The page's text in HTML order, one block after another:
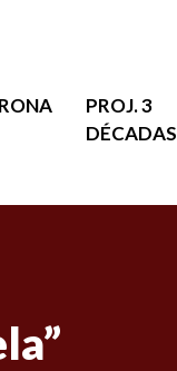
PROJ. 3
DÉCADAS